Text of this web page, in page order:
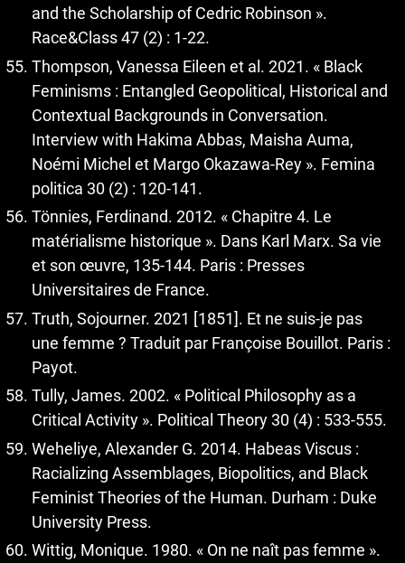
and the Scholarship of Cedric Robinson ».
Race&Class 47 (2) : 1-22.
Thompson, Vanessa Eileen et al. 2021. « Black
Feminisms : Entangled Geopolitical, Historical and
Contextual Backgrounds in Conversation.
Interview with Hakima Abbas, Maisha Auma,
Noémi Michel et Margo Okazawa-Rey ». Femina
politica 30 (2) : 120-141.
Tönnies, Ferdinand. 2012. « Chapitre 4. Le
matérialisme historique ». Dans Karl Marx. Sa vie
et son œuvre, 135-144. Paris : Presses
Universitaires de France.
Truth, Sojourner. 2021 [1851]. Et ne suis-je pas
une femme ? Traduit par Françoise Bouillot. Paris :
Payot.
Tully, James. 2002. « Political Philosophy as a
Critical Activity ». Political Theory 30 (4) : 533-555.
Weheliye, Alexander G. 2014. Habeas Viscus :
Racializing Assemblages, Biopolitics, and Black
Feminist Theories of the Human. Durham : Duke
University Press.
Wittig, Monique. 1980. « On ne naît pas femme ».